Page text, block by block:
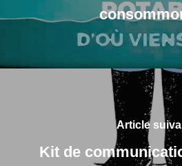
Article
Kit de